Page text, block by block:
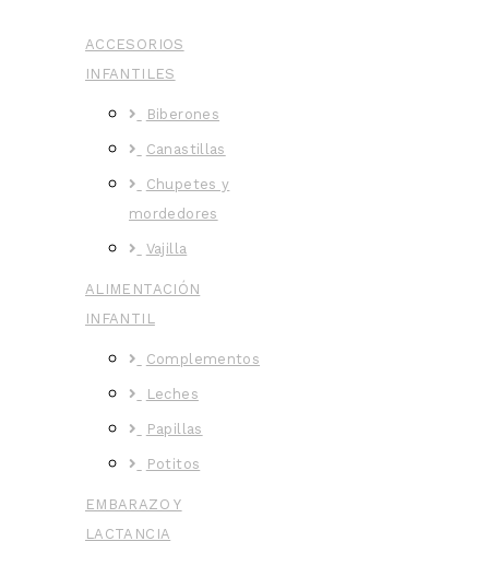
ACCESORIOS
INFANTILES
Biberones
Canastillas
Chupetes y
mordedores
Vajilla
ALIMENTACIÓN
INFANTIL
Complementos
Leches
Papillas
Potitos
EMBARAZO Y
LACTANCIA